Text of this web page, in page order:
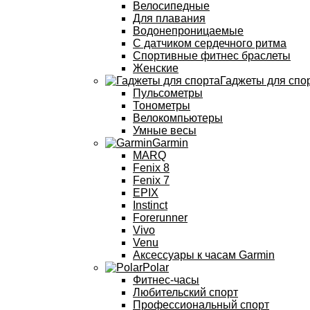
Велосипедные
Для плавания
Водонепроницаемые
С датчиком сердечного ритма
Спортивные фитнес браслеты
Женские
Гаджеты для
Пульсометры
Тонометры
Велокомпьютеры
Умные весы
Garmin
MARQ
Fenix 8
Fenix 7
EPIX
Instinct
Forerunner
Vivo
Venu
Аксессуары к часам Garmin
Polar
Фитнес-часы
Любительский спорт
Профессиональный спорт